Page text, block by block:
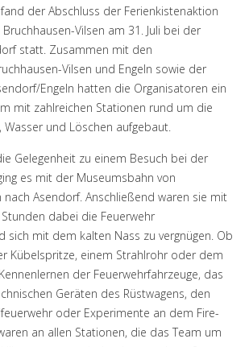
der Abschluss der Ferienkistenaktion
Vilsen am 31. Juli bei der
statt. Zusammen mit den
Vilsen und Engeln sowie der
Engeln hatten die Organisatoren ein
mit zahlreichen Stationen rund um die
Wasser und Löschen aufgebaut.
Gelegenheit zu einem Besuch bei der
es mit der Museumsbahn von
nach Asendorf. Anschließend waren sie mit
dabei die Feuerwehr
sich mit dem kalten Nass zu vergnügen. Ob
Kübelspritze, einem Strahlrohr oder dem
der Feuerwehrfahrzeuge, das
Geräten des Rüstwagens, den
oder Experimente an dem Fire-
an allen Stationen, die das Team um